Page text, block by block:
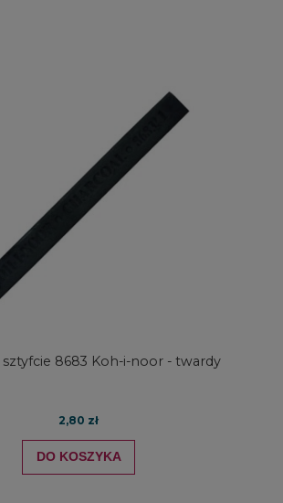
8683 Koh-i-noor - twardy
2,80 zł
DO KOSZYKA